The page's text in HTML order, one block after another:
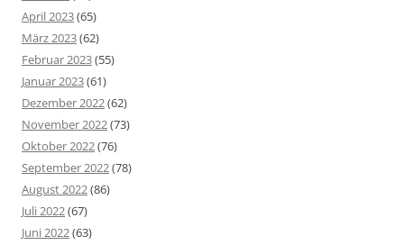
April 2023(65)
März 2023(62)
Februar 2023(55)
Januar 2023(61)
Dezember 2022(62)
November 2022(73)
Oktober 2022(76)
September 2022(78)
August 2022(86)
Juli 2022(67)
Juni 2022(63)